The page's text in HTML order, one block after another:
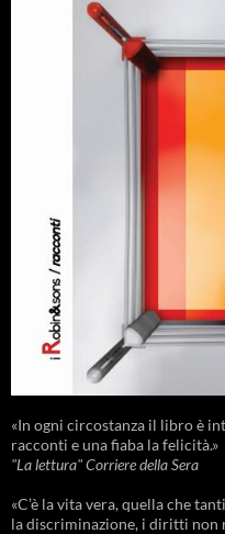
«In ogni circostanza il libro è
racconti e una fiaba la felicità.»
"La lettura" Corriere della Sera
«C’è la vita vera, quella che
la discriminazione, i diritti non